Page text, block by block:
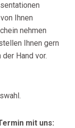
Ihnen
nehmen
Ihnen gern
Hand vor.
mit uns: